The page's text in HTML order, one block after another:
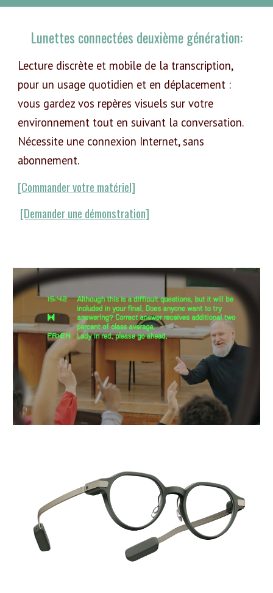
Lunettes connectées deuxième génération:
Lecture discrète et mobile de la transcription,
pour un usage quotidien et en déplacement :
vous gardez vos repères visuels sur votre
environnement tout en suivant la conversation.
Nécessite une connexion Internet, sans
abonnement.
[Commander votre matériel]
[Demander une démonstration]